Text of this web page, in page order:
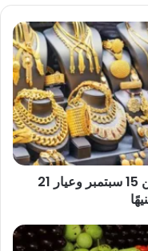
اسعار الذهب في مصر صباح الاثنين 15 سبتمبر وعيار 21